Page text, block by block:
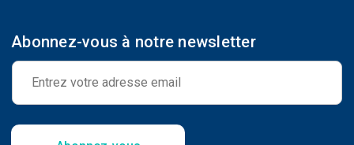
Abonnez-vous à notre newsletter
E
m
i